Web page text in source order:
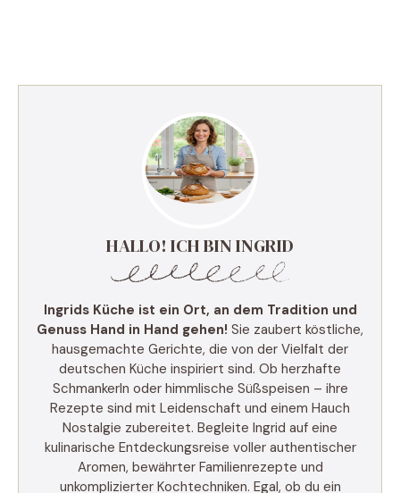
HALLO! ICH BIN INGRID
Ingrids Küche ist ein Ort, an dem Tradition und
Genuss Hand in Hand gehen! Sie zaubert köstliche,
hausgemachte Gerichte, die von der Vielfalt der
deutschen Küche inspiriert sind. Ob herzhafte
Schmankerln oder himmlische Süßspeisen – ihre
Rezepte sind mit Leidenschaft und einem Hauch
Nostalgie zubereitet. Begleite Ingrid auf eine
kulinarische Entdeckungsreise voller authentischer
Aromen, bewährter Familienrezepte und
unkomplizierter Kochtechniken. Egal, ob du ein